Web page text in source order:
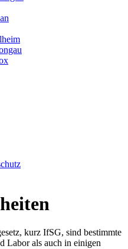
kurz IfSG, sind bestimmte
Labor als auch in einigen